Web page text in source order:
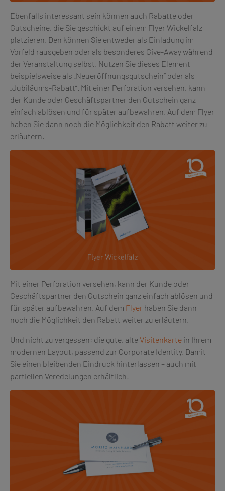
Ebenfalls interessant sein können auch Rabatte oder
Gutscheine, die Sie geschickt auf einem Flyer Wickelfalz
platzieren. Den können Sie entweder als Einladung im
Vorfeld rausgeben oder als besonderes Give-Away während
der Veranstaltung selbst. Nutzen Sie dieses Element
beispielsweise als „Neueröffnungsgutschein“ oder als
„Jubiläums-Rabatt“. Mit einer Perforation versehen, kann
der Kunde oder Geschäftspartner den Gutschein ganz
einfach ablösen und für später aufbewahren. Auf dem Flyer
haben Sie dann noch die Möglichkeit den Rabatt weiter zu
erläutern.
Mit einer Perforation versehen, kann der Kunde oder
Geschäftspartner den Gutschein ganz einfach ablösen und
für später aufbewahren. Auf dem Flyer haben Sie dann
noch die Möglichkeit den Rabatt weiter zu erläutern.
Und nicht zu vergessen: die gute, alteVisitenkarte in Ihrem
modernen Layout, passend zur Corporate Identity. Damit
Sie einen bleibenden Eindruck hinterlassen – auch mit
partiellen Veredelungen erhältlich!